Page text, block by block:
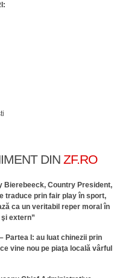
DIN ZF.RO
Bierebeeck, Country President,
traduce prin fair play în sport,
ca un veritabil reper moral în
extern”
Partea I: au luat chinezii prin
vine nou pe piaţa locală vârful